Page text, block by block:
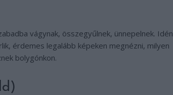
vágynak, összegyűlnek, ünnepelnek. Idén
érdemes legalább képeken megnézni, milyen
bolygónkon.